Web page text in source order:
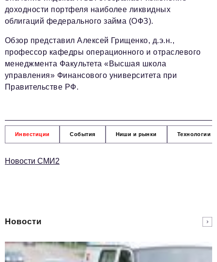
доходности портфеля наиболее ликвидных
облигаций федерального займа (ОФЗ).
Обзор представил Алексей Грищенко, д.э.н.,
профессор кафедры операционного и отраслевого
менеджмента Факультета «Высшая школа
управления» Финансового университета при
Правительстве РФ.
Инвестиции События Ниши и рынки Технологии
Новости СМИ2
Новости